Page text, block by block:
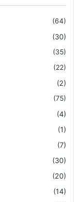
(64)
(30)
(35)
(22)
(2)
(75)
(4)
(1)
(7)
(30)
(20)
(14)